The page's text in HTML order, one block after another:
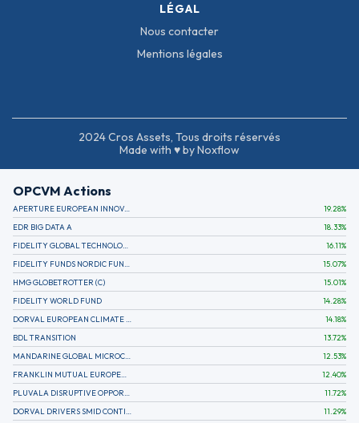
LÉGAL
Nous contacter
Mentions légales
2024 Cros Assets, Tous droits réservés
Made with ♥ by Noxflow
OPCVM Actions
APERTURE EUROPEAN INNOVATION 19.28%
EDR BIG DATA A
18.33%
16.11%
15.07%
HMG GLOBETROTTER (C)
15.01%
FIDELITY WORLD FUND
14.28%
14.18%
BDL TRANSITION
13.72%
12.53%
12.40%
11.72%
11.29%